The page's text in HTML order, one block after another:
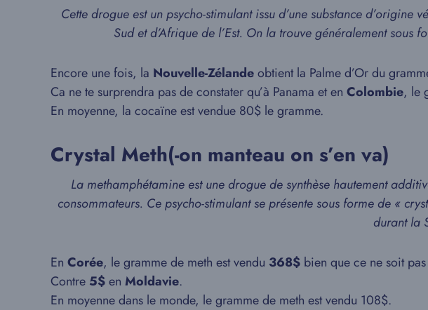
Cette drogue est un psycho-stimulant issu d’une substance
Sud et d’Afrique de l’Est. On la trouve généralement
Encore une fois, la Nouvelle-Zélandeobtient la Palme d’Or du
Ca ne te surprendra pas de constater qu’à Panama et en Colombie, le
En moyenne, la cocaïne est vendue 80$ le gramme.
Crystal Meth(-on manteau on s’en va)
La methamphétamine est une drogue de synthèse hautement
consommateurs. Ce psycho-stimulant se présente sous forme de «
durant la
En Corée, le gramme de meth est vendu 368$ bien que ce ne soit
Contre 5$en Moldavie.
En moyenne dans le monde, le gramme de meth est vendu 108$.